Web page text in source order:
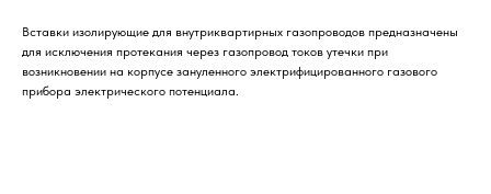
Вставки изолирующие для внутриквартирных газопроводов предназначены
для исключения протекания через газопровод токов утечки при
возникновении на корпусе зануленного электрифицированного газового
прибора электрического потенциала.